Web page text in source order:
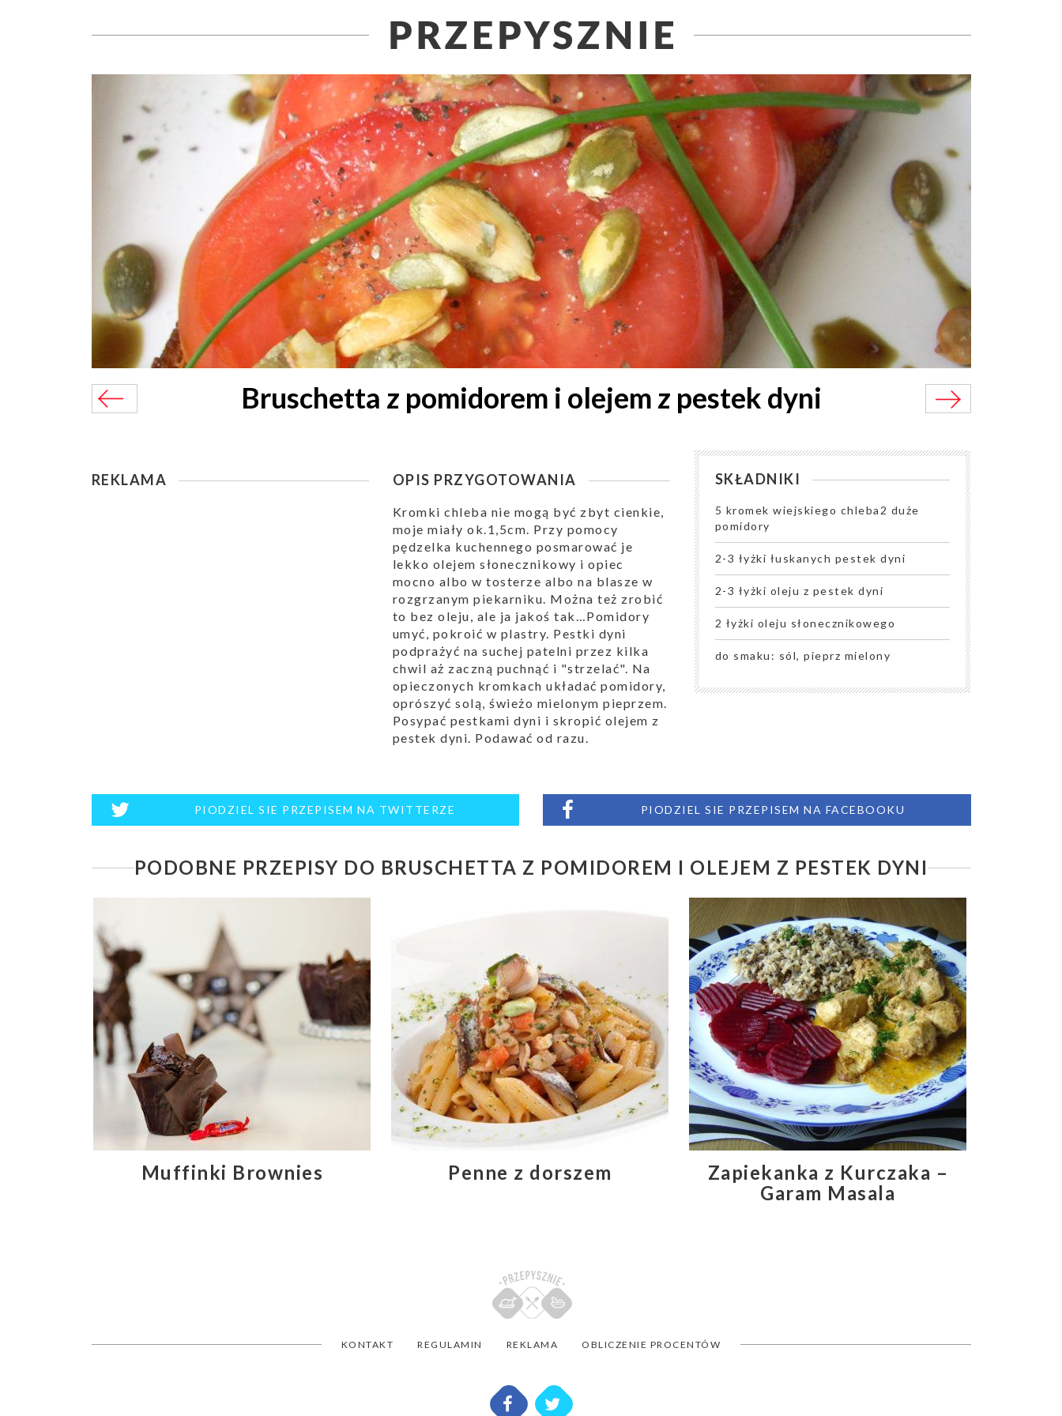
Bruschetta z pomidorem i olejem z pestek dyni
REKLAMA OPIS PRZYGOTOWANIA
Kromki chleba nie mogą być zbyt cienkie,
moje miały ok.1,5cm. Przy pomocy
pędzelka kuchennego posmarować je
lekko olejem słonecznikowy i opiec
mocno albo w tosterze albo na blasze w
rozgrzanym piekarniku. Można też zrobić
to bez oleju, ale ja jakoś tak…Pomidory
umyć, pokroić w plastry. Pestki dyni
podprażyć na suchej patelni przez kilka
chwil aż zaczną puchnąć i "strzelać". Na
opieczonych kromkach układać pomidory,
oprószyć solą, świeżo mielonym pieprzem.
Posypać pestkami dyni i skropić olejem z
pestek dyni. Podawać od razu.
SKŁADNIKI
5 kromek wiejskiego chleba2 duże
pomidory
2-3 łyżki łuskanych pestek dyni
2-3 łyżki oleju z pestek dyni
2 łyżki oleju słonecznikowego
do smaku: sól, pieprz mielony
PIODZIEL SIE PRZEPISEM NA TWITTERZE PIODZIEL SIE PRZEPISEM NA FACEBOOKU
PODOBNE PRZEPISY DO BRUSCHETTA Z POMIDOREM I OLEJEM Z PESTEK DYNI
Muffinki Brownies Penne z dorszem
Zapiekanka z Kurczaka –
Garam Masala
KONTAKT REGULAMIN REKLAMA OBLICZENIE PROCENTÓW